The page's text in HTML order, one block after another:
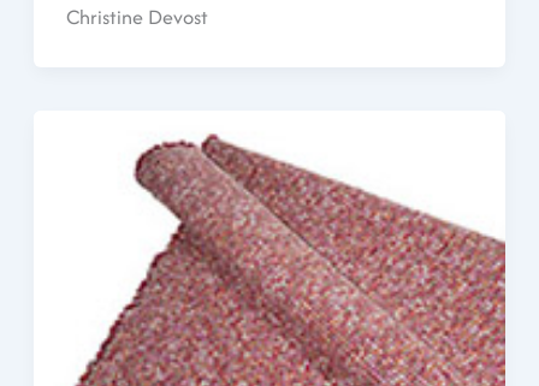
Christine Devost